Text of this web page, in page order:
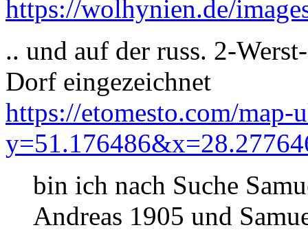
https://wolhynien.de/
.. und auf der russ. 2-
Dorf eingezeichnet
https://etomesto.com/map-
bin ich nach Suche
Andreas 1905 und